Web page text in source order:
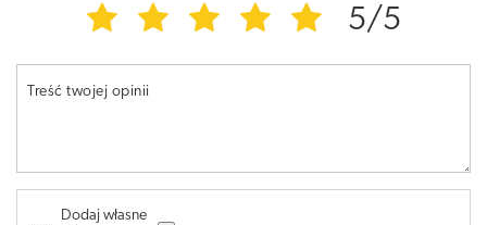
5/5
Treść twojej opinii
Dodaj własne